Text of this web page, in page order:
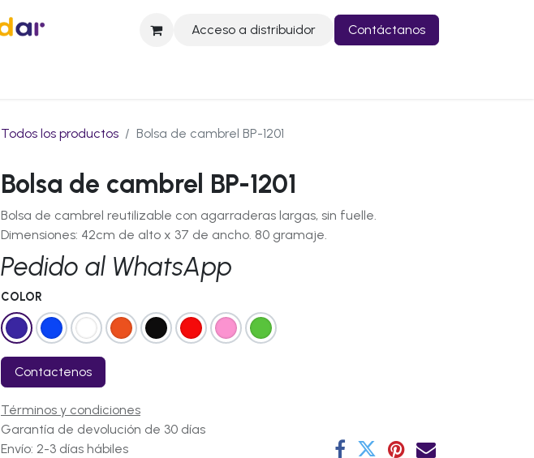
Acceso a distribuidor Contáctanos
Todos los productos Bolsa de cambrel BP-1201
Bolsa de cambrel BP-1201
Bolsa de cambrel reutilizable con agarraderas largas, sin fuelle.
Dimensiones: 42cm de alto x 37 de ancho. 80 gramaje.
Pedido al WhatsApp
COLOR
Contactenos
Términos y condiciones
Garantía de devolución de 30 días
Envío: 2-3 días hábiles